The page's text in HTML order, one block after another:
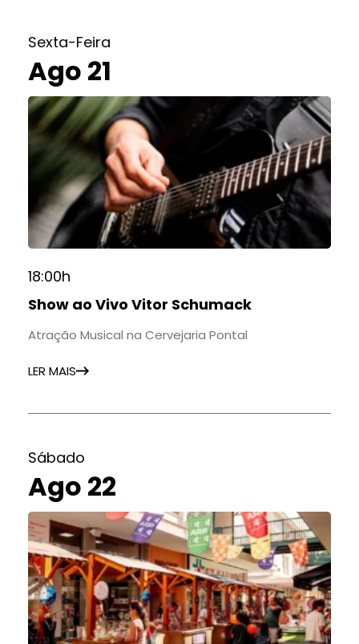
Sexta-Feira
Ago 21
18:00h
Show ao Vivo Vitor Schumack
Atração Musical na Cervejaria Pontal
LER MAIS
Sábado
Ago 22